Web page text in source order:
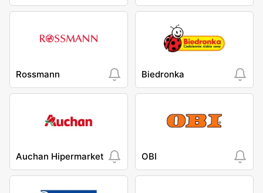
Rossmann Biedronka
Auchan Hipermarket OBI